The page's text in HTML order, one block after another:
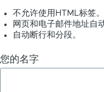
器
-
ChatGPT
不允许使用HTML标签。
网页和电子邮件地址自
自动断行和分段。
您的名字